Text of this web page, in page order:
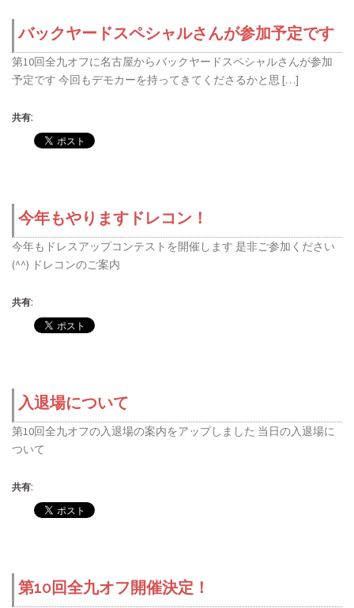
バックヤードスペシャルさんが参加予定です
第10回全九オフに名古屋からバックヤードスペシャルさんが参加
予定です 今回もデモカーを持ってきてくださるかと思 […]
共有:
今年もやりますドレコン！
今年もドレスアップコンテストを開催します 是非ご参加ください
(^^) ドレコンのご案内
共有:
入退場について
第10回全九オフの入退場の案内をアップしました 当日の入退場に
ついて
共有:
第10回全九オフ開催決定！